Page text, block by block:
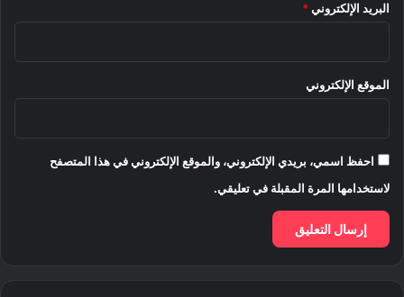
البريد الإلكتروني *
الموقع الإلكتروني
احفظ اسمي، بريدي الإلكتروني، والموقع الإلكتروني في هذا المتصفح
لاستخدامها المرة المقبلة في تعليقي.